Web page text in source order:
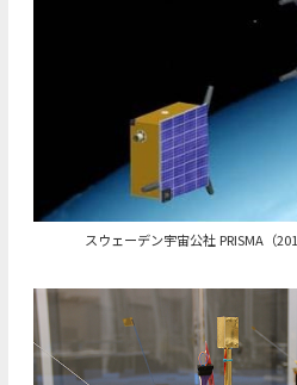
スウェーデン宇宙公社 PRISMA（